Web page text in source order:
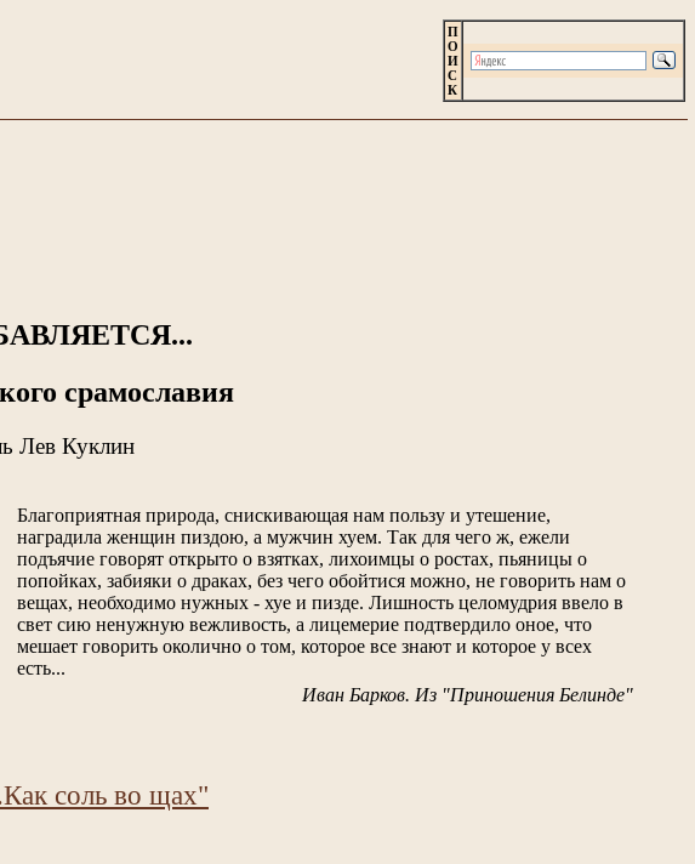
П
О
И
С
К
срамославия
Лев Куклин
Благоприятная природа, снискивающая нам пользу и утешение,
наградила женщин пиздою, а мужчин хуем. Так для чего ж, ежели
подъячие говорят открыто о взятках, лихоимцы о ростах, пьяницы о
попойках, забияки о драках, без чего обойтися можно, не говорить нам о
вещах, необходимо нужных - хуе и пизде. Лишность целомудрия ввело в
свет сию ненужную вежливость, а лицемерие подтвердило оное, что
мешает говорить околично о том, которое все знают и которое у всех
есть...
Иван Барков. Из "Приношения Белинде"
соль во щах"